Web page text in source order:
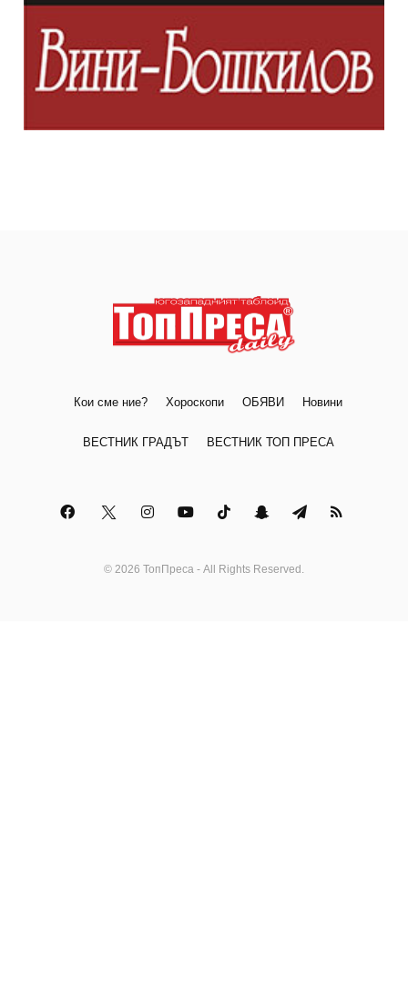
Кои сме ние? Хороскопи ОБЯВИ Новини
ВЕСТНИК ГРАДЪТ ВЕСТНИК ТОП ПРЕСА
© 2026 ТопПреса - All Rights Reserved.